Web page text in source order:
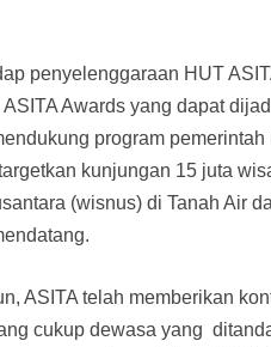
penyelenggaraan HUT
Awards yang dapat
program
kunjungan 15 juta
(wisnus) di Tanah Air
ASITA telah memberikan
cukup dewasa yang